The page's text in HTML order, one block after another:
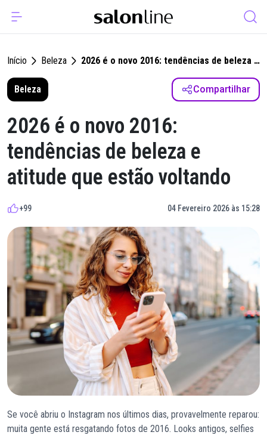
Início Beleza
2026 é o novo 2016: tendências de beleza e
atitude que estão voltando
Beleza
Compartilhar
2026 é o novo 2016:
tendências de beleza e
atitude que estão voltando
+99 04 Fevereiro 2026 às 15:28
Se você abriu o Instagram nos últimos dias, provavelmente reparou:
muita gente está resgatando fotos de 2016. Looks antigos, selfies